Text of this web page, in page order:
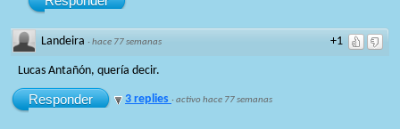
+1
Landeira ·hace 77 semanas
Lucas Antañón, quería decir.
Responder 3 replies ·activo hace 77 semanas